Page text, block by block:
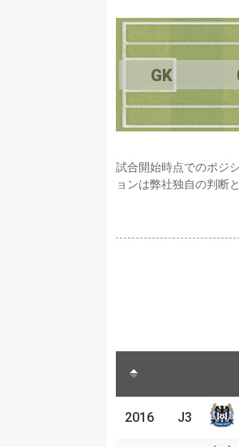
GK
試合開始時点でのポジ
ョンは弊社独自の判断
2016
2016 J3